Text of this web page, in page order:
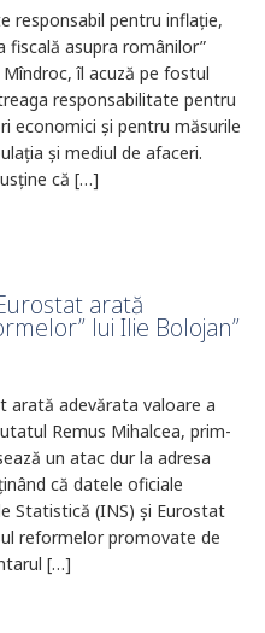
responsabil pentru inflație,
fiscală asupra românilor”
îl acuză pe fostul
responsabilitate pentru
economici și pentru măsurile
și mediul de afaceri.
că […]
arată
lui Ilie Bolojan”
arată adevărata valoare a
Remus Mihalcea, prim-
un atac dur la adresa
că datele oficiale
Statistică (INS) și Eurostat
reformelor promovate de
[…]